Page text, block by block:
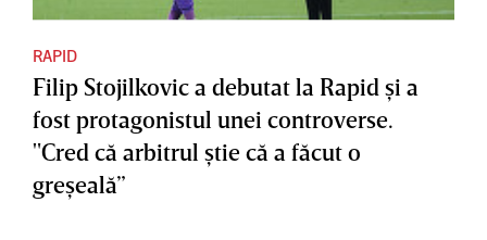
RAPID
Filip Stojilkovic a debutat la Rapid şi a
fost protagonistul unei controverse.
"Cred că arbitrul ştie că a făcut o
greşeală”